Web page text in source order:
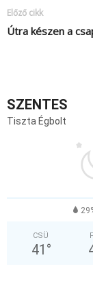
Előző cikk
Útra készen a
SZENTES
Tiszta Égbolt
CSÜ
41 °